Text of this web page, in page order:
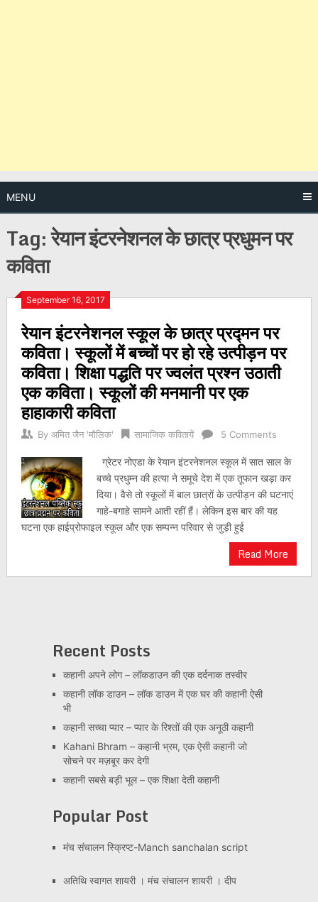
MENU
Tag:रेयान इंटरनेशनल के छात्र प्रधुमन पर
कविता
September 16, 2017
रेयान इंटरनेशनल स्कूल के छात्र प्रद्मन पर
कविता। स्कूलों में बच्चों पर हो रहे उत्पीड़न पर
कविता। शिक्षा पद्धति पर ज्वलंत प्रश्न उठाती
एक कविता। स्कूलों की मनमानी पर एक
हाहाकारी कविता
By अमित जैन 'मौलिक' सामाजिक कवितायें 5 Comments
ग्रेटर नोएडा के रेयान इंटरनेशनल स्कूल में सात साल के
बच्चे प्रधुम्न की हत्या ने समूचे देश में एक तूफान खड़ा कर
दिया। वैसे तो स्कूलों में बाल छात्रों के उत्पीड़न की घटनाएं
गाहे-बगाहे सामने आती रहीं हैं। लेकिन इस बार की यह
घटना एक हाईप्रोफाइल स्कूल और एक सम्पन्न परिवार से जुड़ी हुई
Read More
Posts
navigation
Recent Posts
कहानी अपने लोग – लॉकडाउन की एक दर्दनाक तस्वीर
कहानी लॉक डाउन – लॉक डाउन में एक घर की कहानी ऐसी
भी
कहानी सच्चा प्यार – प्यार के रिश्तों की एक अनूठी कहानी
Kahani Bhram – कहानी भ्रम, एक ऐसी कहानी जो
सोचने पर मज़बूर कर देगी
कहानी सबसे बड़ी भूल – एक शिक्षा देती कहानी
Popular Post
मंच संचालन स्क्रिप्ट-Manch sanchalan script
अतिथि स्वागत शायरी । मंच संचालन शायरी । दीप